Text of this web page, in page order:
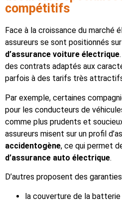
compétitifs
Face à la croissance du marché
assureurs se sont positionnés
d’assurance voiture électrique
des contrats adaptés aux
parfois à des tarifs très
Par exemple, certaines
pour les conducteurs de
comme plus prudents et
assureurs misent sur un profil
accidentogène, ce qui permet
d’assurance auto électrique.
D’autres proposent des
la couverture de la